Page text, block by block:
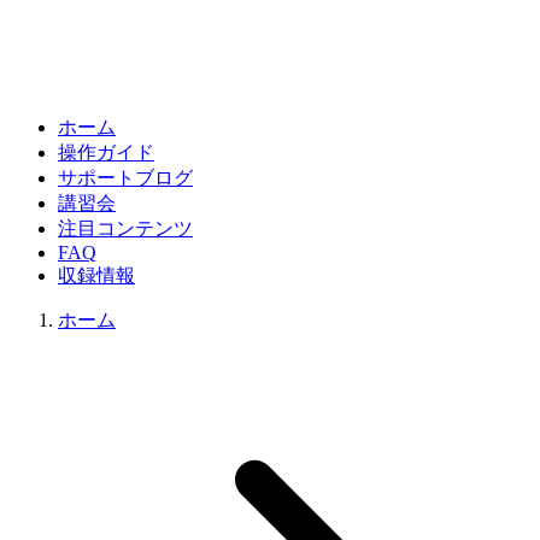
ホーム
操作ガイド
サポートブログ
講習会
注目コンテンツ
FAQ
収録情報
ホーム